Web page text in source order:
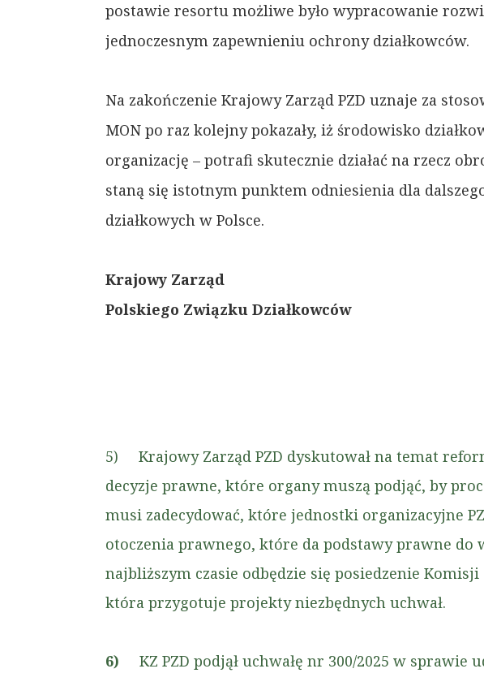
postawie resortu możliwe było wypracowanie
jednoczesnym zapewnieniu ochrony działkowców.
Na zakończenie Krajowy Zarząd PZD uznaje za
MON po raz kolejny pokazały, iż środowisko
organizację – potrafi skutecznie działać na rzecz
staną się istotnym punktem odniesienia dla
działkowych w Polsce.
Krajowy Zarząd
Polskiego Związku Działkowców
5) Krajowy Zarząd PZD dyskutował na temat
decyzje prawne, które organy muszą podjąć, by
musi zadecydować, które jednostki organizacyjne
otoczenia prawnego, które da podstawy prawne do
najbliższym czasie odbędzie się posiedzenie
która przygotuje projekty niezbędnych uchwał.
6) KZ PZD podjął uchwałę nr 300/2025 w